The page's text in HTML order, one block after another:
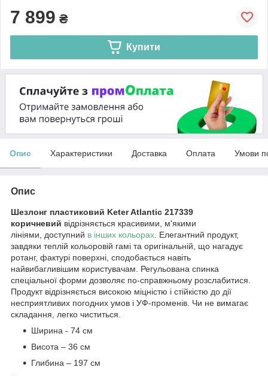
7 899 ₴
Купити
Опис Характеристики Доставка Оплата Умови
Опис
Шезлонг пластиковий Keter Atlantic 217339
коричневий відрізняється красивими, м'якими
лініями, доступний в інших кольорах. Елегантний продукт,
завдяки теплій кольоровій гамі та оригінальній, що нагадує
ротанг, фактурі поверхні, сподобається навіть
найвибагливішим користувачам. Регульована спинка
спеціальної форми дозволяє по-справжньому розслабитися.
Продукт відрізняється високою міцністю і стійкістю до дії
несприятливих погодних умов і УФ-променів. Чи не вимагає
складання, легко чиститься.
Ширина - 74 см
Висота – 36 см
Глибина – 197 см